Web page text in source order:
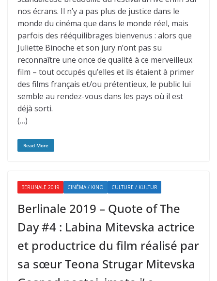
nos écrans. Il n’y a pas plus de justice dans le
monde du cinéma que dans le monde réel, mais
parfois des rééquilibrages bienvenus : alors que
Juliette Binoche et son jury n’ont pas su
reconnaître une once de qualité à ce merveilleux
film – tout occupés qu’elles et ils étaient à primer
des films français et/ou prétentieux, le public lui
semble au rendez-vous dans les pays où il est
déjà sorti.
(…)
Read More
BERLINALE 2019 CINÉMA / KINO CULTURE / KULTUR
Berlinale 2019 – Quote of The
Day #4 : Labina Mitevska actrice
et productrice du film réalisé par
sa sœur Teona Strugar Mitevska